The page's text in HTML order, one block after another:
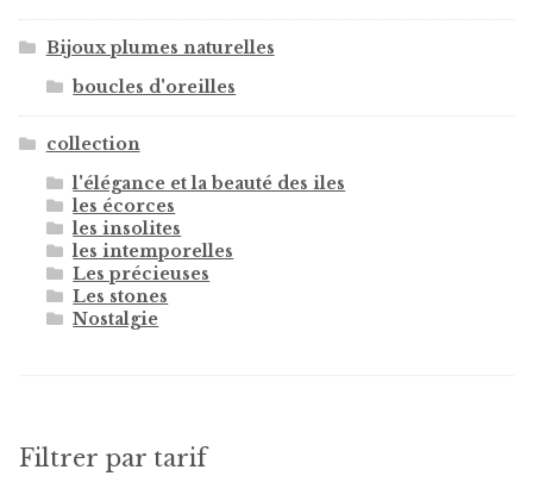
Bijoux plumes naturelles
boucles d'oreilles
collection
l'élégance et la beauté des iles
les écorces
les insolites
les intemporelles
Les précieuses
Les stones
Nostalgie
Filtrer par tarif